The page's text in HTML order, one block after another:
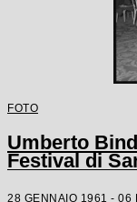
FOTO
Umberto
Festival di
28 GENNAIO 1961 - 06